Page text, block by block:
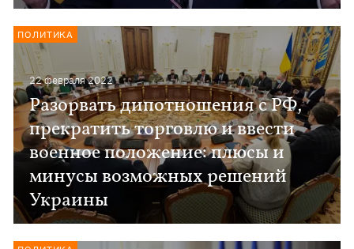
22 февраля 2022
Разорвать дипотношения с РФ,
прекратить торговлю и ввести
военное положение: плюсы и
минусы возможных решений
Украины
ПОЛИТИКА